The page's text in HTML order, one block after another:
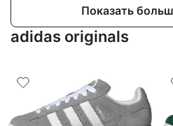
Показать
adidas originals